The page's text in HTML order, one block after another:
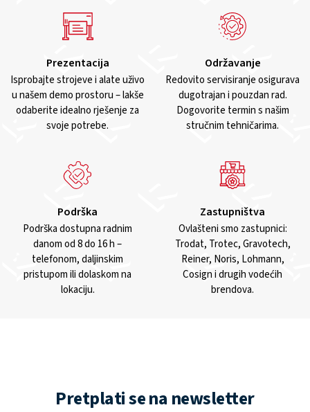
Prezentacija
Isprobajte strojeve i alate uživo
u našem demo prostoru – lakše
odaberite idealno rješenje za
svoje potrebe.
Održavanje
Redovito servisiranje osigurava
dugotrajan i pouzdan rad.
Dogovorite termin s našim
stručnim tehničarima.
Podrška
Podrška dostupna radnim
danom od 8 do 16 h –
telefonom, daljinskim
pristupom ili dolaskom na
lokaciju.
Zastupništva
Ovlašteni smo zastupnici:
Trodat, Trotec, Gravotech,
Reiner, Noris, Lohmann,
Cosign i drugih vodećih
brendova.
Pretplati se na newsletter